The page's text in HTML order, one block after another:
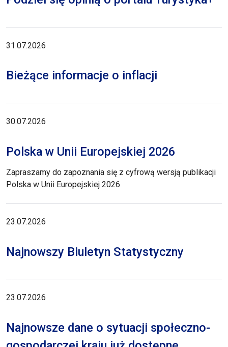
31.07.2026
Bieżące informacje o inflacji
30.07.2026
Polska w Unii Europejskiej 2026
Zapraszamy do zapoznania się z cyfrową wersją publikacji
Polska w Unii Europejskiej 2026
23.07.2026
Najnowszy Biuletyn Statystyczny
23.07.2026
Najnowsze dane o sytuacji społeczno-